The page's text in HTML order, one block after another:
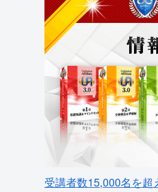
受講者数15,000名を